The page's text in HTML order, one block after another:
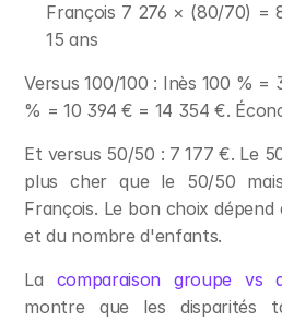
François 7 276 × (80/70) =
15 ans
Versus 100/100 : Inès 100 % =
% = 10 394 € = 14 354 €.
Et versus 50/50 : 7 177 €. Le
plus cher que le 50/50
François. Le bon choix dépend
et du nombre d'enfants.
La comparaison groupe vs
montre que les disparités